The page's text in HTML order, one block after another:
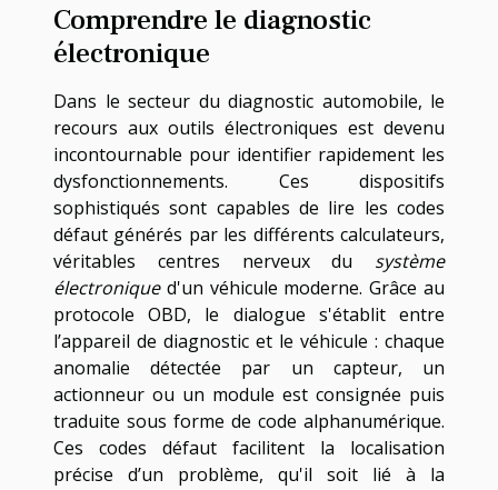
Comprendre le diagnostic
électronique
Dans le secteur du diagnostic automobile, le
recours aux outils électroniques est devenu
incontournable pour identifier rapidement les
dysfonctionnements. Ces dispositifs
sophistiqués sont capables de lire les codes
défaut générés par les différents calculateurs,
véritables centres nerveux du système
électroniqued'un véhicule moderne. Grâce au
protocole OBD, le dialogue s'établit entre
l’appareil de diagnostic et le véhicule : chaque
anomalie détectée par un capteur, un
actionneur ou un module est consignée puis
traduite sous forme de code alphanumérique.
Ces codes défaut facilitent la localisation
précise d’un problème, qu'il soit lié à la